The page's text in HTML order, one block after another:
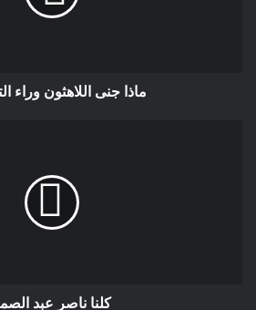
وتهم الجيل المزداد في الدنمارك وكل
ماذا جنى اللاهثون وراء
كلنا ناصر عبد